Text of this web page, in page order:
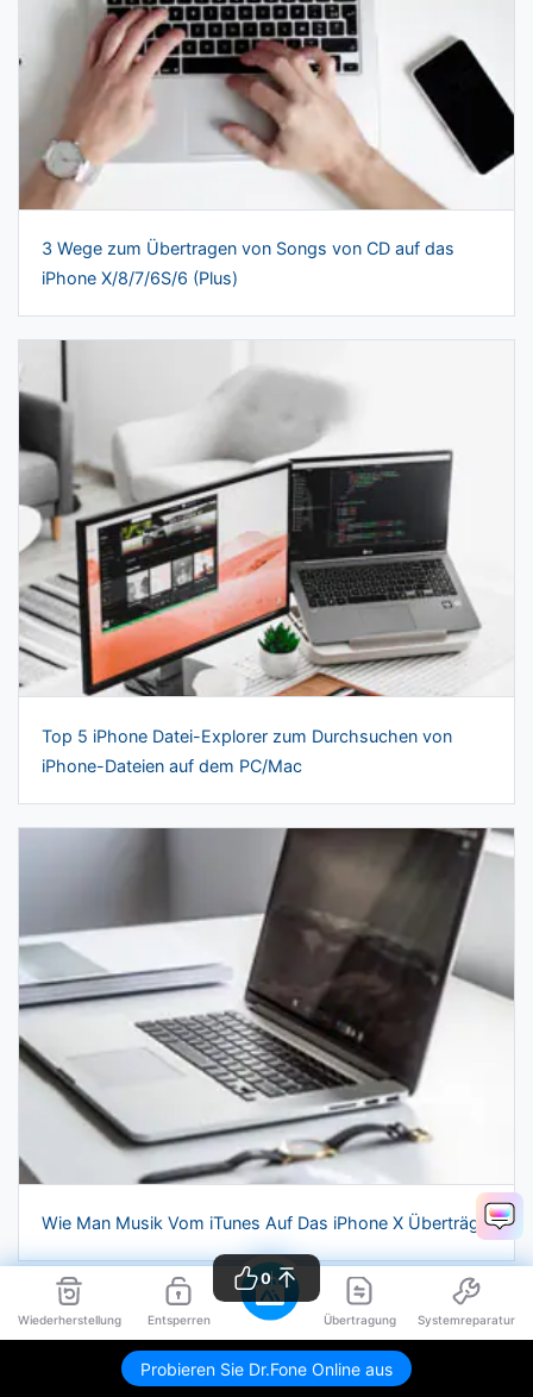
Wiederherstellung Entsperren Übertragung Systemreparatur
Probieren Sie Dr.Fone Online aus
3 Wege zum Übertragen von Songs von CD auf das
iPhone X/8/7/6S/6 (Plus)
Top 5 iPhone Datei-Explorer zum Durchsuchen von
iPhone-Dateien auf dem PC/Mac
Wie Man Musik Vom iTunes Auf Das iPhone X Überträgt
0